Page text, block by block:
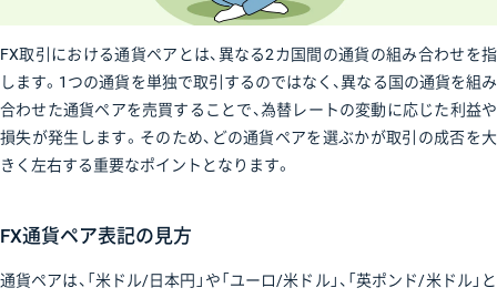
FX取引における通貨ペアとは、異なる2カ国間の通貨の組み合わせを指
します。1つの通貨を単独で取引するのではなく、異なる国の通貨を組み
合わせた通貨ペアを売買することで、為替レートの変動に応じた利益や
損失が発生します。そのため、どの通貨ペアを選ぶかが取引の成否を大
きく左右する重要なポイントとなります。
FX通貨ペア表記の見方
通貨ペアは、「米ドル/日本円」や「ユーロ/米ドル」、「英ポンド/米ドル」と